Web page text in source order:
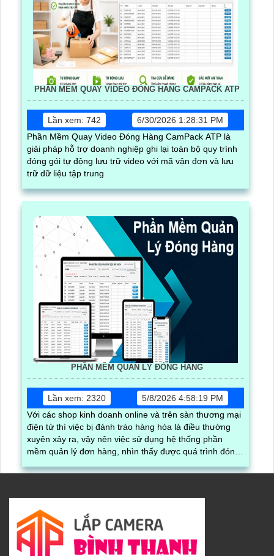
PHẦN MỀM QUAY VIDEO ĐÓNG HÀNG CAMPACK ATP
Lần xem: 742
6/30/2026 1:28:31 PM
Phần Mềm Quay Video Đóng Hàng CamPack ATP là
giải pháp hỗ trợ doanh nghiệp ghi lại toàn bộ quy trình
đóng gói tự động lưu trữ video với mã vận đơn và lưu
trữ dữ liệu tập trung
PHẦN MỀM QUẢN LÝ ĐÓNG HÀNG
Lần xem: 2320
5/8/2026 4:58:19 PM
Với các shop kinh doanh online và trên sàn thương mại
điện tử thì việc bị đánh tráo hàng hóa là điều thường
xuyên xảy ra, vậy nên việc sử dụng hệ thống phần
mềm quản lý đơn hàng, nhìn thấy được quá trình đóng
được ghi lại một cách dễ dàng